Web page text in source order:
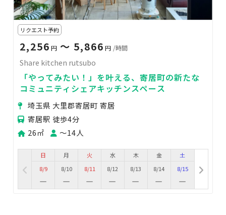
リクエスト予約
2,256 円 〜 5,866 円 /時間
Share kitchen rutsubo
「やってみたい！」を叶える、寄居町の新たな
コミュニティシェアキッチンスペース
埼玉県 大里郡寄居町 寄居
寄居駅 徒歩4分
26㎡
〜14人
日
8/9
月
8/10
火
8/11
水
8/12
木
8/13
金
8/14
土
8/15